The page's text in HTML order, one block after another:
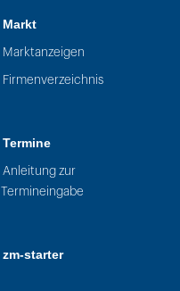
Markt
Marktanzeigen
Firmenverzeichnis
Termine
Anleitung zur
Termineingabe
zm-starter